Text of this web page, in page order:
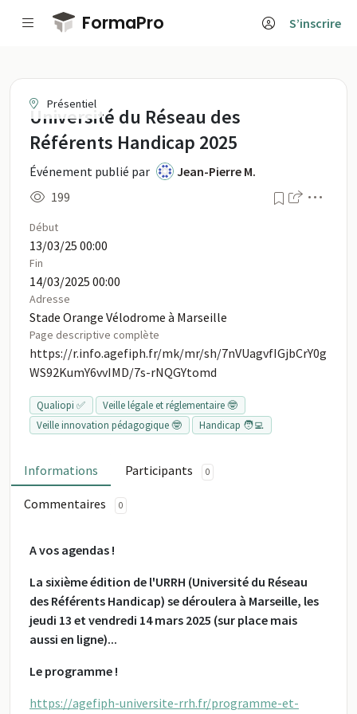
Passer au contenu principal
FormaPro S’inscrire
Université du Réseau des
Présentiel
Université du Réseau des
Référents Handicap 2025
Événement publié par
Jean-Pierre M.
199
Début
13/03/25 00:00
Fin
14/03/2025 00:00
Adresse
Stade Orange Vélodrome à Marseille
Page descriptive complète
https://r.info.agefiph.fr/mk/mr/sh/7nVUagvfIGjbCrY0g
WS92KumY6vvIMD/7s-rNQGYtomd
Qualiopi ✅
Veille légale et réglementaire 🤓
Veille innovation pédagogique 🤓
Handicap 🧑‍💻
Informations Participants 0
Commentaires 0
A vos agendas !
La sixième édition de l'URRH (Université du Réseau
des Référents Handicap) se déroulera à Marseille, les
jeudi 13 et vendredi 14 mars 2025 (sur place mais
aussi en ligne)...
Le programme !
https://agefiph-universite-rrh.fr/programme-et-